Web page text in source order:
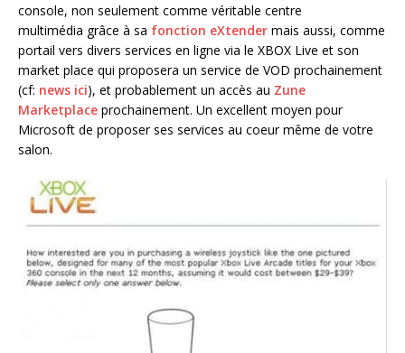
console, non seulement comme véritable centre
multimédia grâce à sa fonction eXtender mais aussi, comme
portail vers divers services en ligne via le XBOX Live et son
market place qui proposera un service de VOD prochainement
(cf: news ici), et probablement un accès au Zune
Marketplace prochainement. Un excellent moyen pour
Microsoft de proposer ses services au coeur même de votre
salon.